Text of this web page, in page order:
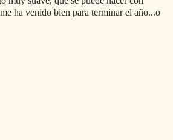
ha venido bien para terminar el año...o